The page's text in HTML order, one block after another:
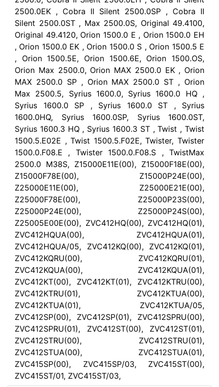
2500.0EK , Cobra II Silent 2500.0SP , Cobra II
Silent 2500.0ST , Max 2500.0S, Original 49.4100,
Original 49.4120, Orion 1500.0 E , Orion 1500.0 EH
, Orion 1500.0 EK , Orion 1500.0 S , Orion 1500.5 E
, Orion 1500.5E, Orion 1500.6E, Orion 1500.OS,
Orion Max 2500.0, Orion MAX 2500.0 EK , Orion
MAX 2500.0 SP , Orion MAX 2500.0 ST , Orion
Max 2500.5, Syrius 1600.0, Syrius 1600.0 HQ ,
Syrius 1600.0 SP , Syrius 1600.0 ST , Syrius
1600.0HQ, Syrius 1600.0SP, Syrius 1600.0ST,
Syrius 1600.3 HQ , Syrius 1600.3 ST , Twist , Twist
1500.5.E02E , Twist 1500.5.F02E, Twister, Twister
1500.0.F08.E , Twister 1500.0.F08.S , TwistMax
2500.0 M38S, Z15000E11E(00), Z15000F18E(00),
Z15000F78E(00), Z15000P24E(00),
Z25000E11E(00), Z25000E21E(00),
Z25000F78E(00), Z25000P23S(00),
Z25000P24E(00), Z25000P24S(00),
Z25005E00E(00), ZVC412HQ(00), ZVC412HQ(01),
ZVC412HQUA(00), ZVC412HQUA(01),
ZVC412HQUA/05, ZVC412KQ(00), ZVC412KQ(01),
ZVC412KQRU(00), ZVC412KQRU(01),
ZVC412KQUA(00), ZVC412KQUA(01),
ZVC412KT(00), ZVC412KT(01), ZVC412KTRU(00),
ZVC412KTRU(01), ZVC412KTUA(00),
ZVC412KTUA(01), ZVC412KTUA/05,
ZVC412SP(00), ZVC412SP(01), ZVC412SPRU(00),
ZVC412SPRU(01), ZVC412ST(00), ZVC412ST(01),
ZVC412STRU(00), ZVC412STRU(01),
ZVC412STUA(00), ZVC412STUA(01),
ZVC415SP(00), ZVC415SP/03, ZVC415ST(00),
ZVC415ST/01, ZVC415ST/03,